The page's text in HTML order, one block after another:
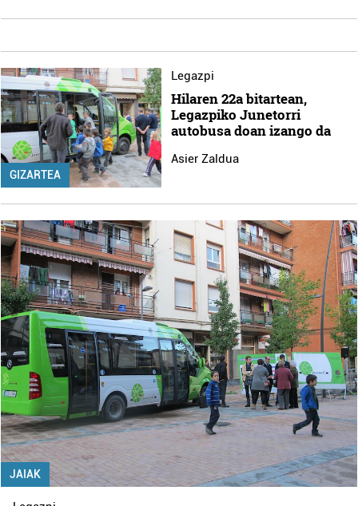
GIZARTEA
Legazpi
Hilaren 22a bitartean,
Legazpiko Junetorri
autobusa doan izango da
Asier Zaldua
JAIAK